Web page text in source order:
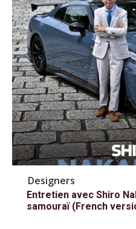
Designers
Entretien avec Shiro
samouraï (French